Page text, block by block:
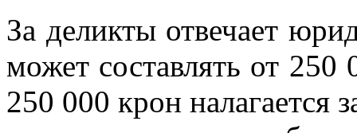
За деликты отвечает
может составлять от
250 000 крон налагается